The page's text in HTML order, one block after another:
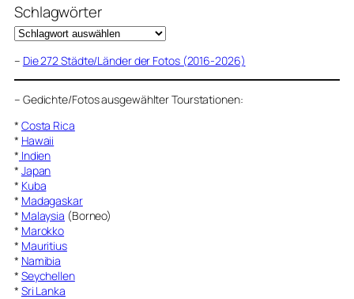
Schlagwörter
– Die 272 Städte/Länder der Fotos (2016-2026)
– Gedichte/Fotos ausgewählter Tourstationen:
* Costa Rica
* Hawaii
* Indien
* Japan
* Kuba
* Madagaskar
* Malaysia (Borneo)
* Marokko
* Mauritius
* Namibia
* Seychellen
* Sri Lanka